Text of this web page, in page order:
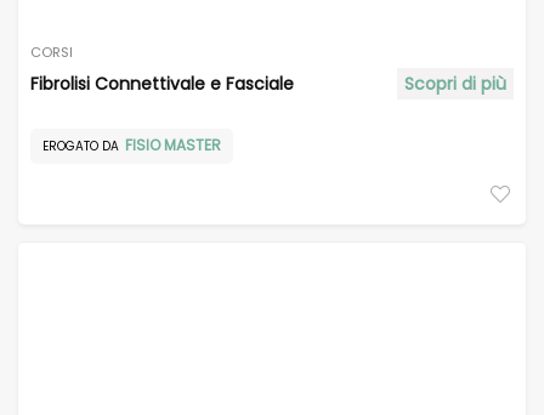
CORSI
Fibrolisi Connettivale e Fasciale Scopri di più
EROGATO DA FISIO MASTER